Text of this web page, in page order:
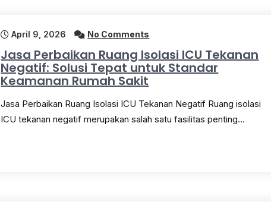
April 9, 2026 No Comments
Jasa Perbaikan Ruang Isolasi ICU Tekanan
Negatif: Solusi Tepat untuk Standar
Keamanan Rumah Sakit
Jasa Perbaikan Ruang Isolasi ICU Tekanan Negatif Ruang isolasi
ICU tekanan negatif merupakan salah satu fasilitas penting…